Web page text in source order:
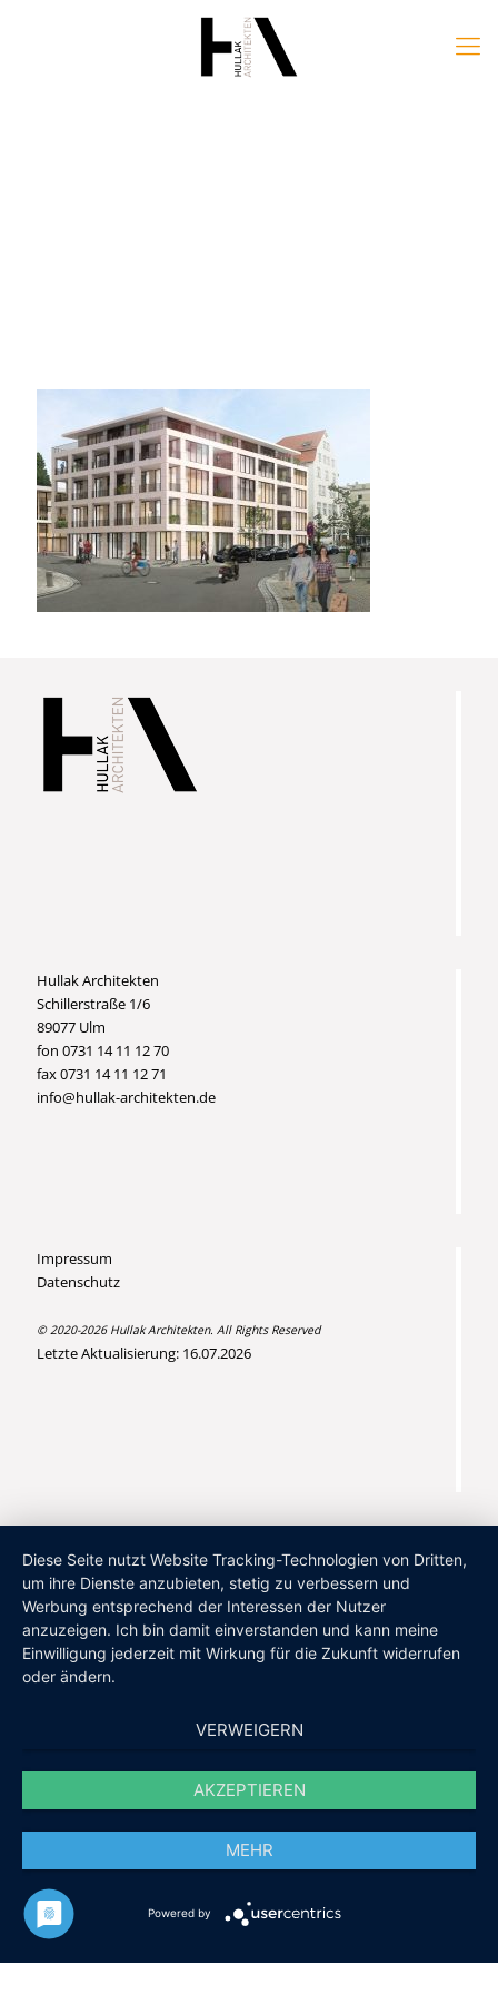
Hullak Architekten
Schillerstraße 1/6
89077 Ulm
fon 0731 14 11 12 70
fax 0731 14 11 12 71
info@hullak-architekten.de
Impressum
Datenschutz
© 2020-2026 Hullak Architekten. All Rights Reserved
Letzte Aktualisierung: 16.07.2026
Diese Seite nutzt Website Tracking-Technologien von Dritten,
um ihre Dienste anzubieten, stetig zu verbessern und
Werbung entsprechend der Interessen der Nutzer
anzuzeigen. Ich bin damit einverstanden und kann meine
Einwilligung jederzeit mit Wirkung für die Zukunft widerrufen
oder ändern.
VERWEIGERN
AKZEPTIEREN
MEHR
Powered by